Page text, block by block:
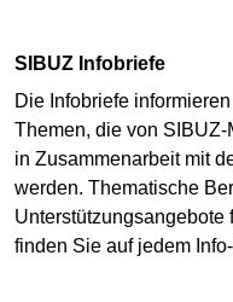
SIBUZ Infobriefe
Die Infobriefe
Themen, die von
in Zusammenarbeit mit
werden. Thematische
Unterstützungsangebote
finden Sie auf jedem